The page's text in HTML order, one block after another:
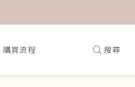
購買流程 搜尋